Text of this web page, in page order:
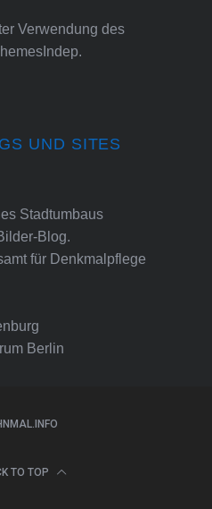
Verwendung des
.
UND SITES
Stadtumbaus
Blog.
für Denkmalpflege
Berlin
TO TOP